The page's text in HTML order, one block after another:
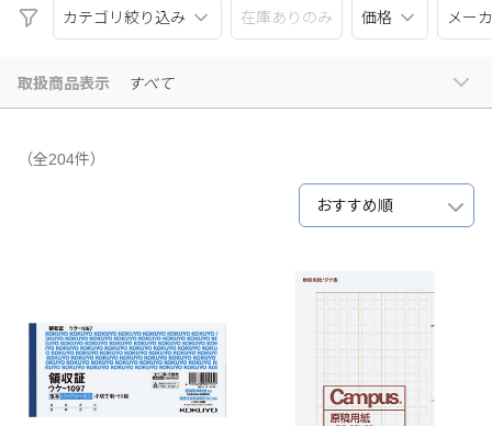
カテゴリ絞り込み 在庫ありのみ 価格 メー
取扱商品表示 すべて
（全204件）
おすすめ順